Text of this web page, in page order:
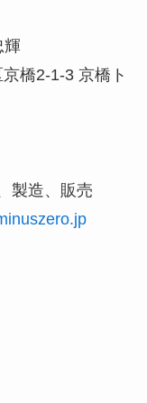
パー5枚、紙パ
セサリー変換ア
表記：PLUS